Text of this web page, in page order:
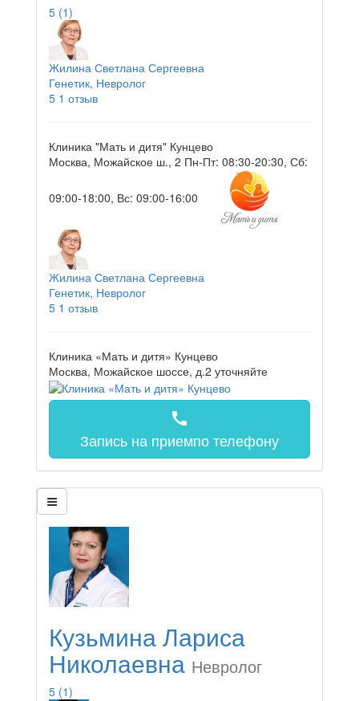
5 (1)
Жилина Светлана Сергеевна
Генетик, Невролог
5 1 отзыв
Клиника "Мать и дитя" Кунцево
Москва, Можайское ш., 2 Пн-Пт: 08:30-20:30, Сб:
09:00-18:00, Вс: 09:00-16:00
Жилина Светлана Сергеевна
Генетик, Невролог
5 1 отзыв
Клиника «Мать и дитя» Кунцево
Москва, Можайское шоссе, д.2 уточняйте
call
Запись на приемпо телефону
Кузьмина Лариса
Николаевна Невролог
5 (1)